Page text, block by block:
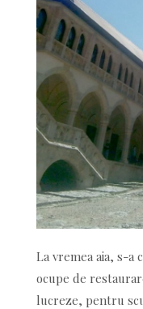
La vremea aia, s-a
ocupe de
lucreze, pentru